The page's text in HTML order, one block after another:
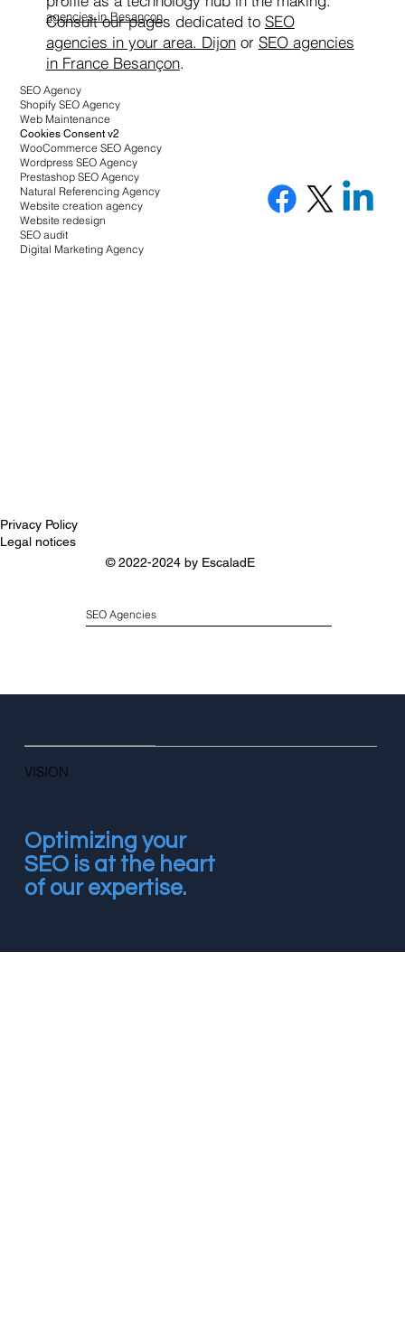
Consult our pages dedicated to SEO
agencies in your area. Dijonor SEO agencies
in France Besançon.
agencies in Besançon.
VISION
Optimizing your
SEO is at the heart
of our expertise.
SEO Agency
Shopify SEO Agency
Web Maintenance
Cookies Consent v2
WooCommerce SEO Agency
Wordpress SEO Agency
Prestashop SEO Agency
Natural Referencing Agency
Website creation agency
Website redesign
SEO audit
Digital Marketing Agency
Privacy Policy
Legal notices
© 2022-2024 by EscaladE
SEO Agencies